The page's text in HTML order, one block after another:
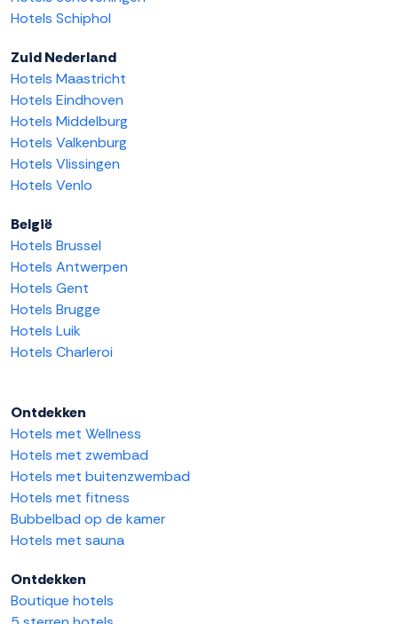
Hotels Schiphol
Zuid Nederland
Hotels Maastricht
Hotels Eindhoven
Hotels Middelburg
Hotels Valkenburg
Hotels Vlissingen
Hotels Venlo
België
Hotels Brussel
Hotels Antwerpen
Hotels Gent
Hotels Brugge
Hotels Luik
Hotels Charleroi
Ontdekken
Hotels met Wellness
Hotels met zwembad
Hotels met buitenzwembad
Hotels met fitness
Bubbelbad op de kamer
Hotels met sauna
Ontdekken
Boutique hotels